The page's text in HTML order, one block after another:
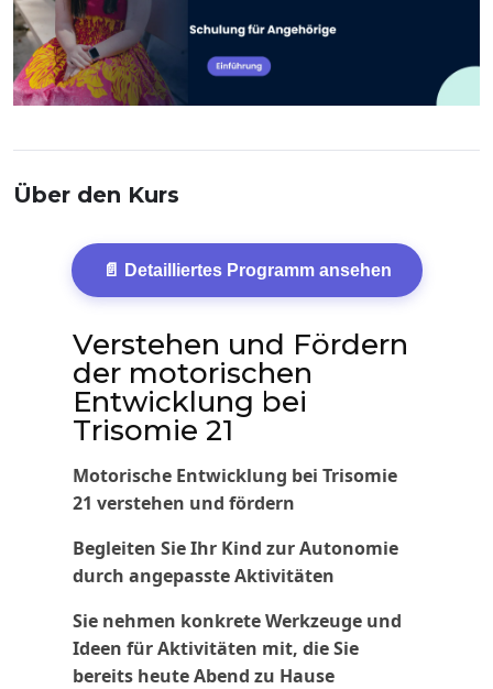
Über den Kurs
📄 Detailliertes Programm ansehen
Verstehen und Fördern
der motorischen
Entwicklung bei
Trisomie 21
Motorische Entwicklung bei Trisomie
21 verstehen und fördern
Begleiten Sie Ihr Kind zur Autonomie
durch angepasste Aktivitäten
Sie nehmen konkrete Werkzeuge und
Ideen für Aktivitäten mit, die Sie
bereits heute Abend zu Hause